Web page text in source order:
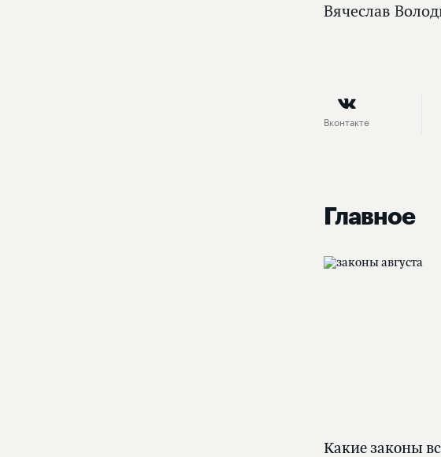
Вячеслав
Вконтакте
Главное
Какие законы